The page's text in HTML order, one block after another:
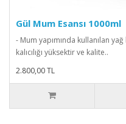
Gül Mum Esansı 1000ml
- Mum yapımında kullanılan
kalıcılığı yüksektir ve kalite..
2.800,00 TL